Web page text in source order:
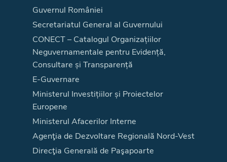
Guvernul României
Secretariatul General al Guvernului
CONECT – Catalogul Organizațiilor
Neguvernamentale pentru Evidență,
Consultare și Transparență
E-Guvernare
Ministerul Investițiilor și Proiectelor
Europene
Ministerul Afacerilor Interne
Agenţia de Dezvoltare Regională Nord-Vest
Direcţia Generală de Paşapoarte